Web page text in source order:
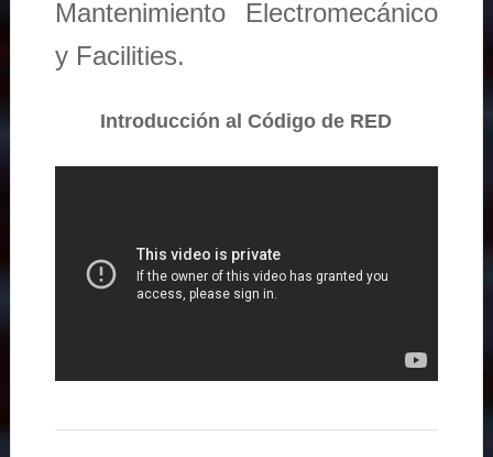
Mantenimiento Electromecánico
y Facilities.
Introducción al Código de RED